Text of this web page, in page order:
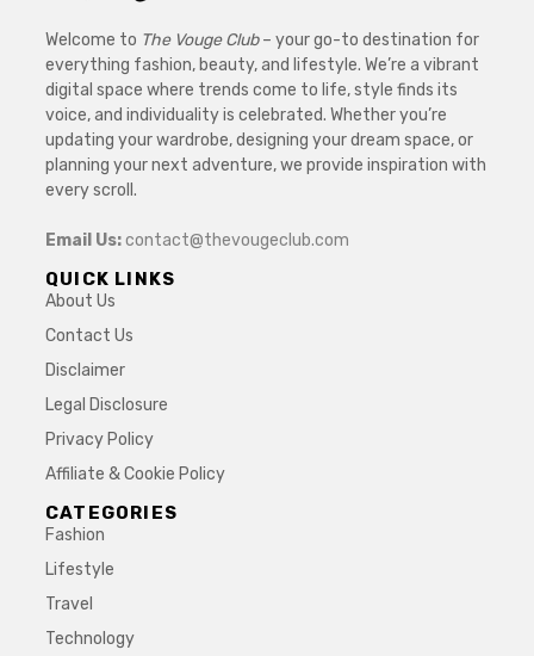
Welcome to The Vouge Club– your go-to destination for
everything fashion, beauty, and lifestyle. We’re a vibrant
digital space where trends come to life, style finds its
voice, and individuality is celebrated. Whether you’re
updating your wardrobe, designing your dream space, or
planning your next adventure, we provide inspiration with
every scroll.
Email Us:contact@thevougeclub.com
QUICK LINKS
About Us
Contact Us
Disclaimer
Legal Disclosure
Privacy Policy
Affiliate & Cookie Policy
CATEGORIES
Fashion
Lifestyle
Travel
Technology